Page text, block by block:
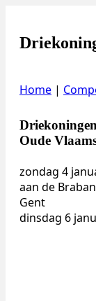
Home |
Oude
zondag 4
aan de
Gent
dinsdag 6